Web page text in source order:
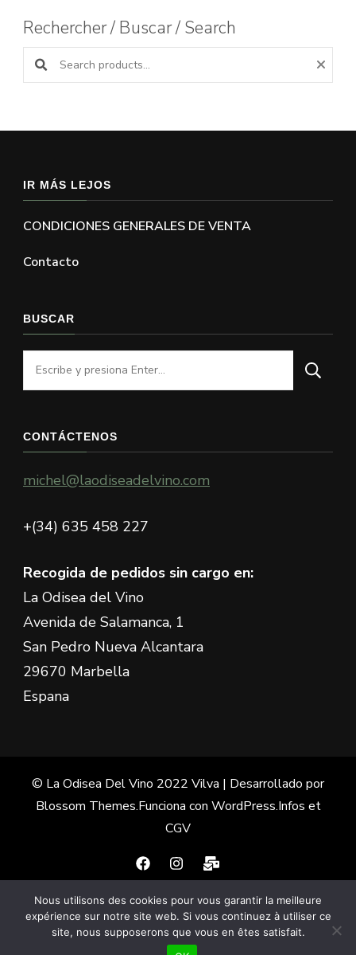
Rechercher / Buscar / Search
Buscar productos:
IR MÁS LEJOS
CONDICIONES GENERALES DE VENTA
Contacto
BUSCAR
¿Buscas
algo?
CONTÁCTENOS
michel@laodiseadelvino.com
+(34) 635 458 227
Recogida de pedidos sin cargo en:
La Odisea del Vino
Avenida de Salamanca, 1
San Pedro Nueva Alcantara
29670 Marbella
Espana
© La Odisea Del Vino 2022 Vilva | Desarrollado por
Blossom Themes.Funciona con WordPress.Infos et
CGV
Français(Francés)
Español
English( Inglés)
Nous utilisons des cookies pour vous garantir la meilleure
expérience sur notre site web. Si vous continuez à utiliser ce
site, nous supposerons que vous en êtes satisfait.